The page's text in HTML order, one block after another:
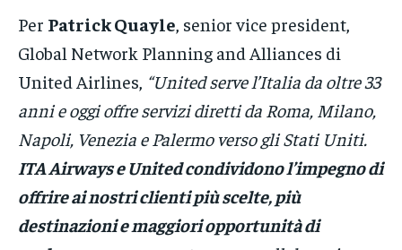
Per Patrick Quayle, senior vice president,
Global Network Planning and Alliances di
United Airlines, “United serve l’Italia da oltre 33
anni e oggi offre servizi diretti da Roma, Milano,
Napoli, Venezia e Palermo verso gli Stati Uniti.
ITA Airways e United condividono l’impegno di
offrire ai nostri clienti più scelte, più
destinazioni e maggiori opportunità di